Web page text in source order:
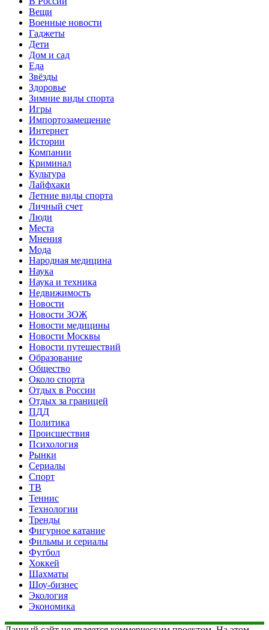
Вещи
Военные новости
Гаджеты
Дети
Дом и сад
Еда
Звёзды
Здоровье
Зимние виды спорта
Игры
Импортозамещение
Интернет
Истории
Компании
Криминал
Культура
Лайфхаки
Летние виды спорта
Личный счет
Люди
Места
Мнения
Мода
Народная медицина
Наука
Наука и техника
Недвижимость
Новости
Новости ЗОЖ
Новости медицины
Новости Москвы
Новости путешествий
Образование
Общество
Около спорта
Отдых в России
Отдых за границей
ПДД
Политика
Происшествия
Психология
Рынки
Сериалы
Спорт
ТВ
Теннис
Технологии
Тренды
Фигурное катание
Фильмы и сериалы
Футбол
Хоккей
Шахматы
Шоу-бизнес
Экология
Экономика